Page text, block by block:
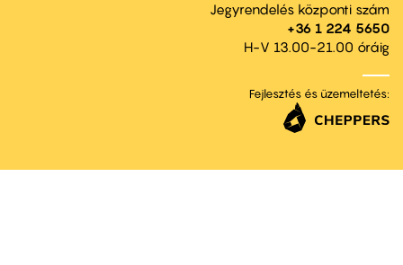
Jegyrendelés központi szám
+36 1 224 5650
H-V 13.00-21.00 óráig
Fejlesztés és üzemeltetés: